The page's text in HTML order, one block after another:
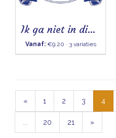
Ik ga niet in discussie
Vanaf:€9.20 · 3 variaties
« 1 2 3 4
20 21 »